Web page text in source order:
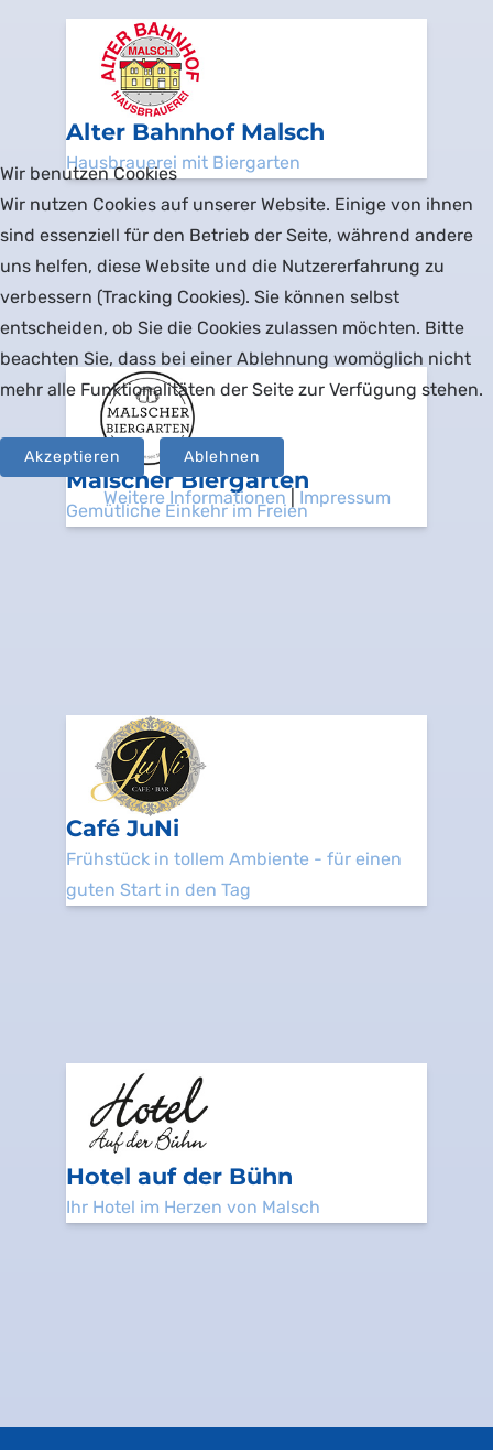
Alter Bahnhof Malsch
Hausbrauerei mit Biergarten
Malscher Biergarten
Gemütliche Einkehr im Freien
Café JuNi
Frühstück in tollem Ambiente - für einen
guten Start in den Tag
Hotel auf der Bühn
Ihr Hotel im Herzen von Malsch
Wir benutzen Cookies
Wir nutzen Cookies auf unserer Website. Einige von ihnen
sind essenziell für den Betrieb der Seite, während andere
uns helfen, diese Website und die Nutzererfahrung zu
verbessern (Tracking Cookies). Sie können selbst
entscheiden, ob Sie die Cookies zulassen möchten. Bitte
beachten Sie, dass bei einer Ablehnung womöglich nicht
mehr alle Funktionalitäten der Seite zur Verfügung stehen.
Akzeptieren Ablehnen
Weitere Informationen Impressum